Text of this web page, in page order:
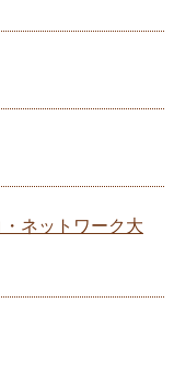
ネットワーク大